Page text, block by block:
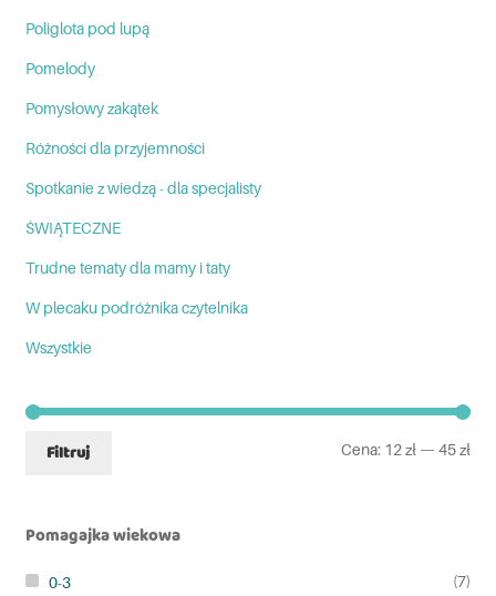
Poliglota pod lupą
Pomelody
Pomysłowy zakątek
Różności dla przyjemności
Spotkanie z wiedzą - dla specjalisty
ŚWIĄTECZNE
Trudne tematy dla mamy i taty
W plecaku podróżnika czytelnika
Wszystkie
Filtruj Cena: 12 zł —45 zł
Pomagajka wiekowa
0-3 (7)